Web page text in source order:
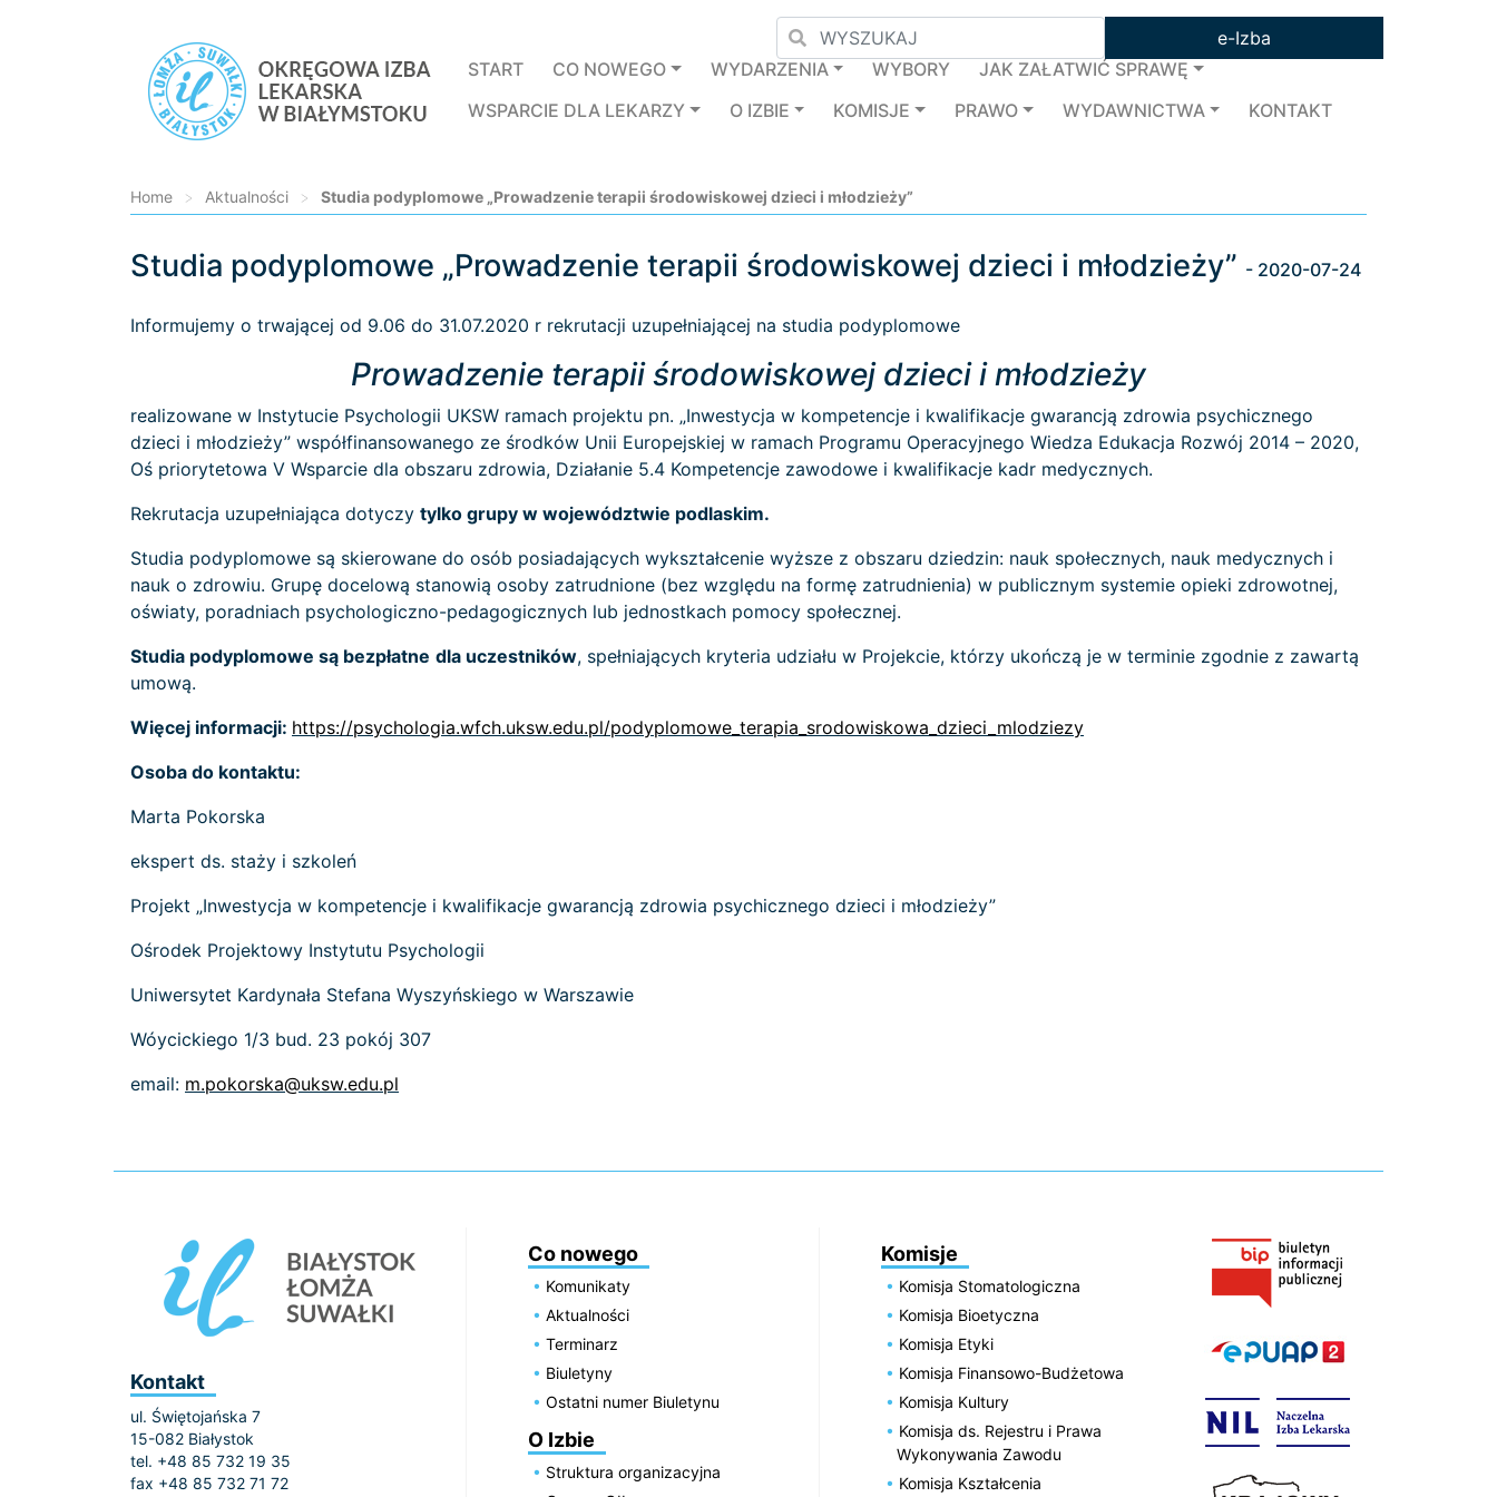
e-Izba
START
CO NOWEGO WYDARZENIA WYBORY
JAK ZAŁATWIĆ SPRAWĘ
WSPARCIE DLA LEKARZY
O IZBIE KOMISJE PRAWO WYDAWNICTWA KONTAKT
Home > Aktualności > Studia podyplomowe „Prowadzenie terapii środowiskowej dzieci i młodzieży”
Studia podyplomowe „Prowadzenie terapii środowiskowej dzieci i młodzieży” - 2020-07-24
Informujemy o trwającej od 9.06 do 31.07.2020 r rekrutacji uzupełniającej na studia podyplomowe
Prowadzenie terapii środowiskowej dzieci i młodzieży
realizowane w Instytucie Psychologii UKSW ramach projektu pn. „Inwestycja w kompetencje i kwalifikacje gwarancją zdrowia psychicznego
dzieci i młodzieży” współfinansowanego ze środków Unii Europejskiej w ramach Programu Operacyjnego Wiedza Edukacja Rozwój 2014 – 2020,
Oś priorytetowa V Wsparcie dla obszaru zdrowia, Działanie 5.4 Kompetencje zawodowe i kwalifikacje kadr medycznych.
Rekrutacja uzupełniająca dotyczy tylko grupy w województwie podlaskim.
Studia podyplomowe są skierowane do osób posiadających wykształcenie wyższe z obszaru dziedzin: nauk społecznych, nauk medycznych i
nauk o zdrowiu. Grupę docelową stanowią osoby zatrudnione (bez względu na formę zatrudnienia) w publicznym systemie opieki zdrowotnej,
oświaty, poradniach psychologiczno-pedagogicznych lub jednostkach pomocy społecznej.
Studia podyplomowe są bezpłatne dla uczestników, spełniających kryteria udziału w Projekcie, którzy ukończą je w terminie zgodnie z zawartą
umową.
Więcej informacji: https://psychologia.wfch.uksw.edu.pl/podyplomowe_terapia_srodowiskowa_dzieci_mlodziezy
Osoba do kontaktu:
Marta Pokorska
ekspert ds. staży i szkoleń
Projekt „Inwestycja w kompetencje i kwalifikacje gwarancją zdrowia psychicznego dzieci i młodzieży”
Ośrodek Projektowy Instytutu Psychologii
Uniwersytet Kardynała Stefana Wyszyńskiego w Warszawie
Wóycickiego 1/3 bud. 23 pokój 307
email: m.pokorska@uksw.edu.pl
Kontakt
ul. Świętojańska 7
15-082 Białystok
tel. +48 85 732 19 35
fax +48 85 732 71 72
Co nowego
Komunikaty
Aktualności
Terminarz
Biuletyny
Ostatni numer Biuletynu
O Izbie
Struktura organizacyjna
Komisje
Komisja Stomatologiczna
Komisja Bioetyczna
Komisja Etyki
Komisja Finansowo-Budżetowa
Komisja Kultury
Komisja ds. Rejestru i Prawa
Wykonywania Zawodu
Komisja Kształcenia